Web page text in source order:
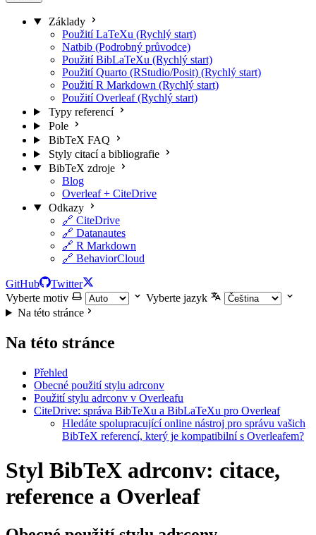
Základy
Použití LaTeXu (Rychlý start)
Natbib (Podrobný průvodce)
Použití BibLaTeXu (Rychlý start)
Použití Quarto (RStudio/Posit) (Rychlý start)
Použití R Markdown (Rychlý start)
Použití Overleaf (Rychlý start)
Typy referencí
Pole
BibTeX FAQ
Styly citací a bibliografie
BibTeX zdroje
Blog
Overleaf + CiteDrive
Odkazy
🔗 CiteDrive
🔗 Datanautes
🔗 R Markdown
🔗 BehaviorCloud
GitHub
Twitter
Vyberte motiv
Vyberte jazyk
Na této stránce
Na této stránce
Přehled
Obecné použití stylu adrconv
Použití stylu adrconv v Overleafu
CiteDrive: správa BibTeXu a BibLaTeXu pro Overleaf
Hledáte spolupracující online nástroj pro správu vašich
BibTeX referencí, který je kompatibilní s Overleafem?
Styl BibTeX adrconv: citace,
reference a Overleaf